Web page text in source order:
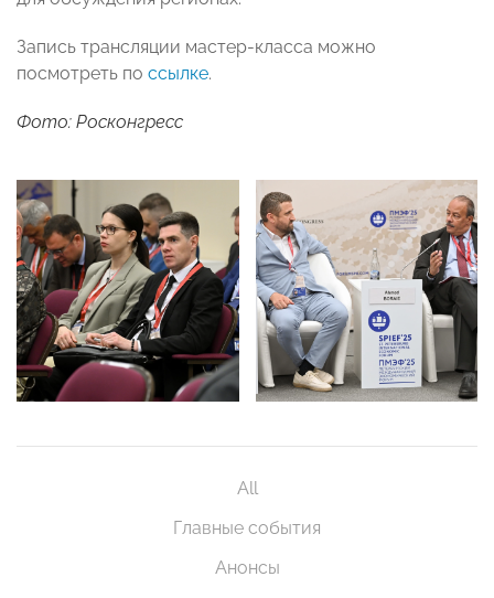
Запись трансляции мастер-класса можно
посмотреть по ссылке.
Фото: Росконгресс
All
Главные события
Анонсы